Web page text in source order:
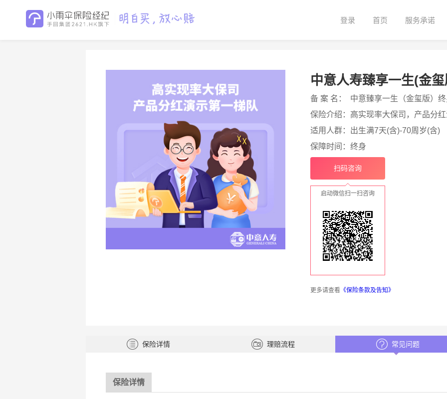
登录 首页 服务承诺
中意人寿臻享一生(金
备 案 名：
中意臻享一生（金玺版）
保险介绍： 高实现率大保司，产品分
适用人群： 出生满7天(含)-70周岁(含)
保障时间： 终身
扫码咨询
启动微信扫一扫咨询
更多请查看 《保险条款及告知》
保险详情 理赔流程 常见问题
保险详情